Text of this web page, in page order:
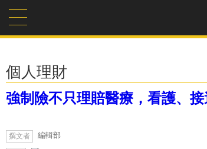
個人理財
強制險不只理賠醫療，看護、接
撰文者 編輯部